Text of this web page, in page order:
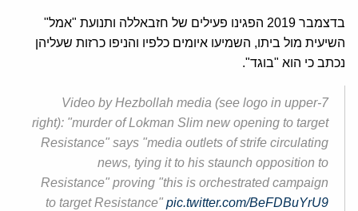
בדצמבר 2019 הפגינו פעילים של חזבאללה ותנועת "אמל"
השיעית מול ביתו, השמיעו איומים כלפיו והניפו כרזות שעליהן
נכתב כי הוא "בוגד".
7-Video by Hezbollah media (see logo in upper
right): "murder of Lokman Slim new opening to target
Resistance" says "media outlets of strife circulating
news, tying it to his staunch opposition to
Resistance" proving "this is orchestrated campaign
to target Resistance" pic.twitter.com/BeFDBuYrU9